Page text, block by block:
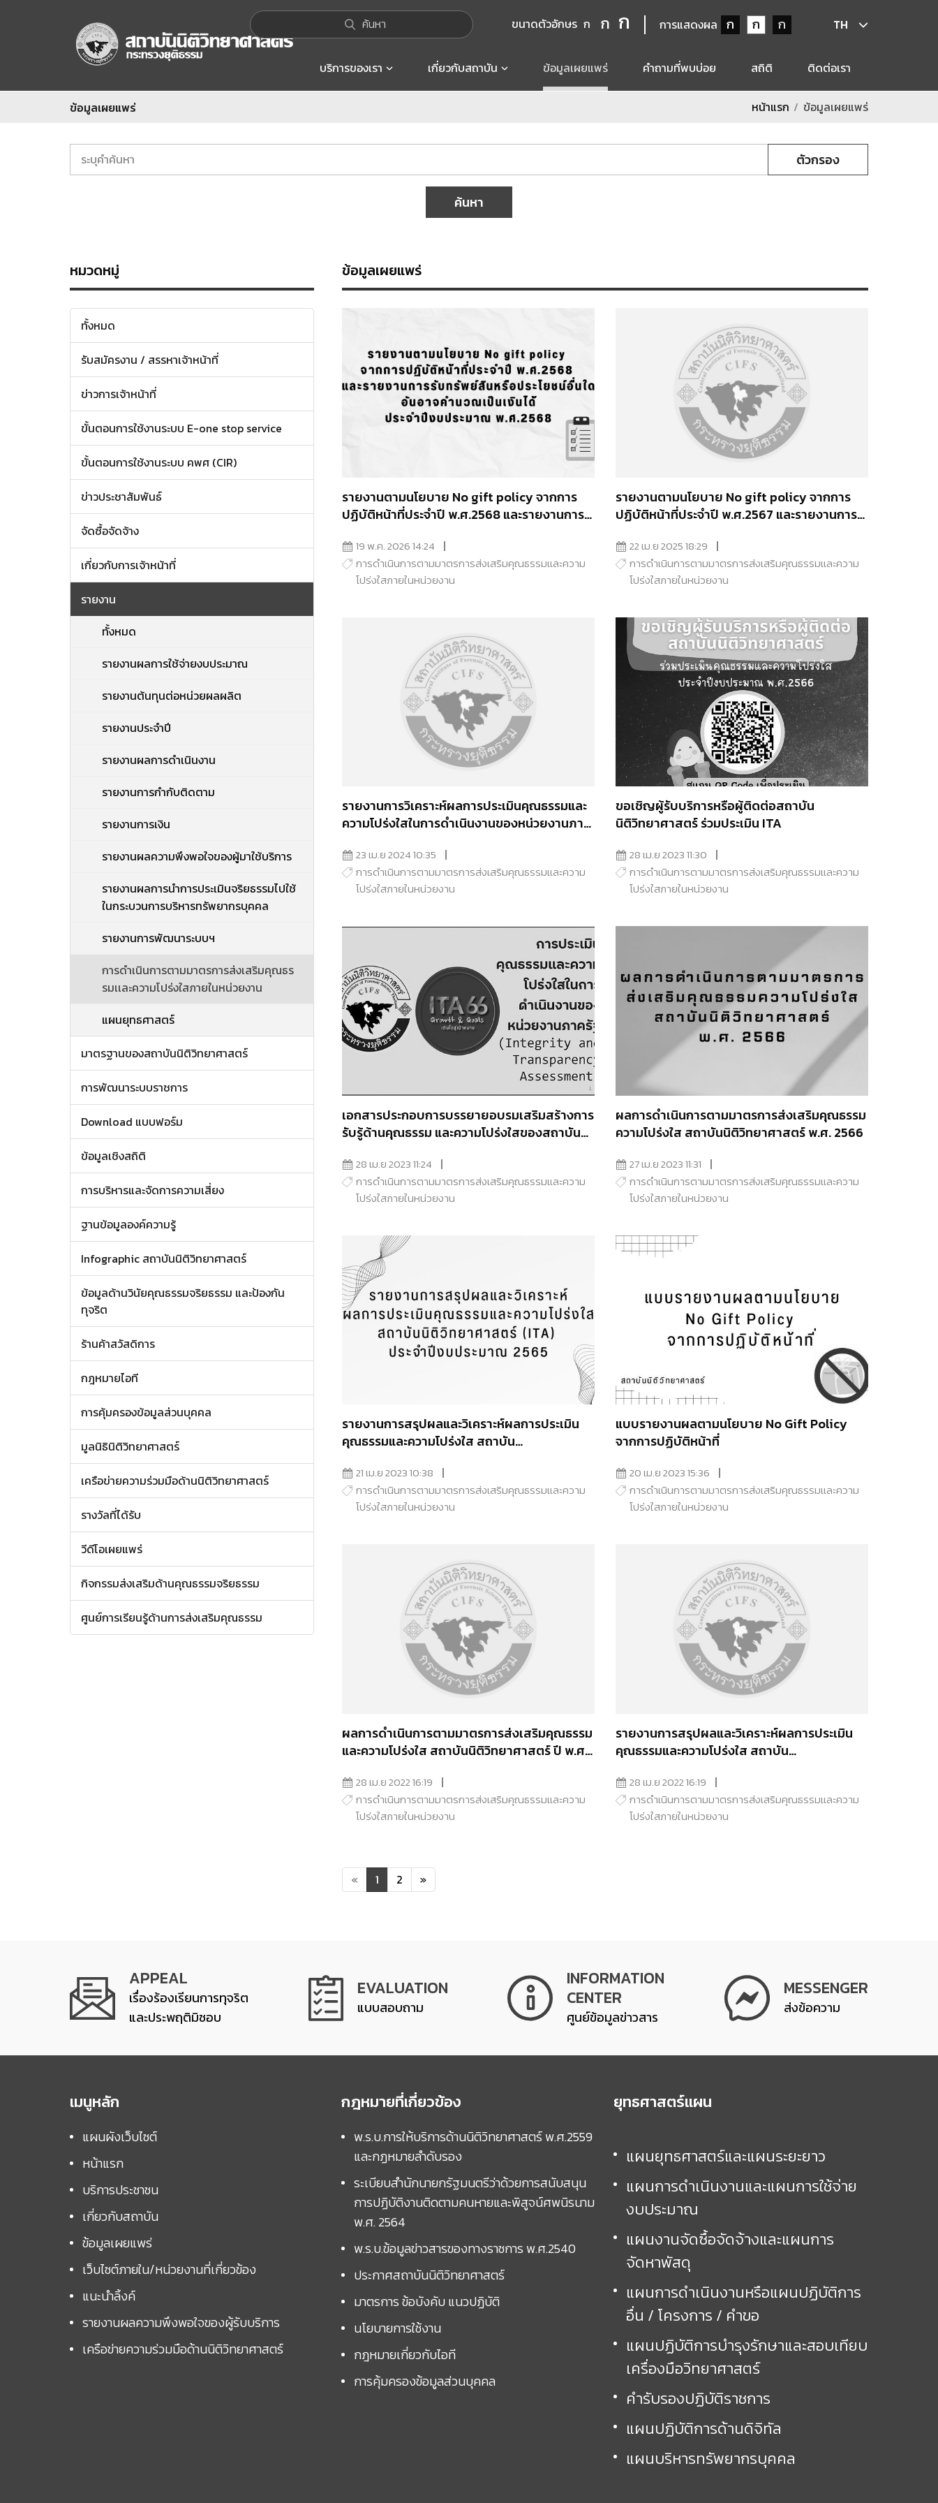
ค้นหา ขนาดตัวอักษร ก ก ก การแสดงผล ก ก ก TH
บริการของเรา เกี่ยวกับสถาบัน ข้อมูลเผยแพร่ คำถามที่พบบ่อย สถิติ ติดต่อเรา
ข้อมูลเผยแพร่ หน้าแรก ข้อมูลเผยแพร่
ตัวกรอง
ค้นหา
หมวดหมู่
ทั้งหมด
รับสมัครงาน / สรรหาเจ้าหน้าที่
ข่าวการเจ้าหน้าที่
ขั้นตอนการใช้งานระบบ E-one stop service
ขั้นตอนการใช้งานระบบ คพศ (CIR)
ข่าวประชาสัมพันธ์
จัดซื้อจัดจ้าง
เกี่ยวกับการเจ้าหน้าที่
รายงาน
ทั้งหมด
รายงานผลการใช้จ่ายงบประมาณ
รายงานต้นทุนต่อหน่วยผลผลิต
รายงานประจำปี
รายงานผลการดำเนินงาน
รายงานการกำกับติดตาม
รายงานการเงิน
รายงานผลความพึงพอใจของผู้มาใช้บริการ
รายงานผลการนำการประเมินจริยธรรมไปใช้
ในกระบวนการบริหารทรัพยากรบุคคล
รายงานการพัฒนาระบบฯ
การดำเนินการตามมาตรการส่งเสริมคุณธร
รมเเละความโปร่งใสภายในหน่วยงาน
แผนยุทธศาสตร์
มาตรฐานของสถาบันนิติวิทยาศาสตร์
การพัฒนาระบบราชการ
Download แบบฟอร์ม
ข้อมูลเชิงสถิติ
การบริหารและจัดการความเสี่ยง
ฐานข้อมูลองค์ความรู้
Infographic สถาบันนิติวิทยาศาสตร์
ข้อมูลด้านวินัยคุณธรรมจริยธรรม และป้องกัน
ทุจริต
ร้านค้าสวัสดิการ
กฎหมายไอที
การคุ้มครองข้อมูลส่วนบุคคล
มูลนิธินิติวิทยาศาสตร์
เครือข่ายความร่วมมือด้านนิติวิทยาศาสตร์
รางวัลที่ได้รับ
วีดีโอเผยแพร่
กิจกรรมส่งเสริมด้านคุณธรรมจริยธรรม
ศูนย์การเรียนรู้ด้านการส่งเสริมคุณธรรม
ข้อมูลเผยแพร่
รายงานตามนโยบาย No gift policy จากการ
ปฏิบัติหน้าที่ประจำปี พ.ศ.2568 และรายงานการ
เป็นเงินได้ประจำปีงบประมาณ พ.ศ.2568
19 พ.ค. 2026 14:24
การดำเนินการตามมาตรการส่งเสริมคุณธรรมเเละความ
โปร่งใสภายในหน่วยงาน
รายงานตามนโยบาย No gift policy จากการ
ปฏิบัติหน้าที่ประจำปี พ.ศ.2567 และรายงานการ
เงินได้ประจำปีงบประมาณ พ.ศ.2567
22 เม.ย 2025 18:29
การดำเนินการตามมาตรการส่งเสริมคุณธรรมเเละความ
โปร่งใสภายในหน่วยงาน
รายงานการวิเคราะห์ผลการประเมินคุณธรรมและ
ความโปร่งใสในการดำเนินงานของหน่วยงานภาค
พ.ศ.2566
23 เม.ย 2024 10:35
การดำเนินการตามมาตรการส่งเสริมคุณธรรมเเละความ
โปร่งใสภายในหน่วยงาน
ขอเชิญผู้รับบริการหรือผู้ติดต่อสถาบัน
นิติวิทยาศาสตร์ ร่วมประเมิน ITA
28 เม.ย 2023 11:30
การดำเนินการตามมาตรการส่งเสริมคุณธรรมเเละความ
โปร่งใสภายในหน่วยงาน
เอกสารประกอบการบรรยายอบรมเสริมสร้างการ
รับรู้ด้านคุณธรรม และความโปร่งใสของสถาบัน
28 เม.ย 2023 11:24
การดำเนินการตามมาตรการส่งเสริมคุณธรรมเเละความ
โปร่งใสภายในหน่วยงาน
ผลการดำเนินการตามมาตรการส่งเสริมคุณธรรม
ความโปร่งใส สถาบันนิติวิทยาศาสตร์ พ.ศ. 2566
27 เม.ย 2023 11:31
การดำเนินการตามมาตรการส่งเสริมคุณธรรมเเละความ
โปร่งใสภายในหน่วยงาน
รายงานการสรุปผลและวิเคราะห์ผลการประเมิน
คุณธรรมและความโปร่งใส สถาบัน
21 เม.ย 2023 10:38
การดำเนินการตามมาตรการส่งเสริมคุณธรรมเเละความ
โปร่งใสภายในหน่วยงาน
แบบรายงานผลตามนโยบาย No Gift Policy
จากการปฏิบัติหน้าที่
20 เม.ย 2023 15:36
การดำเนินการตามมาตรการส่งเสริมคุณธรรมเเละความ
โปร่งใสภายในหน่วยงาน
ผลการดำเนินการตามมาตรการส่งเสริมคุณธรรม
และความโปร่งใส สถาบันนิติวิทยาศาสตร์ ปี พ.ศ.
28 เม.ย 2022 16:19
การดำเนินการตามมาตรการส่งเสริมคุณธรรมเเละความ
โปร่งใสภายในหน่วยงาน
รายงานการสรุปผลและวิเคราะห์ผลการประเมิน
คุณธรรมและความโปร่งใส สถาบัน
28 เม.ย 2022 16:19
การดำเนินการตามมาตรการส่งเสริมคุณธรรมเเละความ
โปร่งใสภายในหน่วยงาน
« 1 2 »
APPEAL
เรื่องร้องเรียนการทุจริต
และประพฤติมิชอบ
EVALUATION
แบบสอบถาม
INFORMATION
CENTER
ศูนย์ข้อมูลข่าวสาร
MESSENGER
ส่งข้อความ
เมนูหลัก
แผนผังเว็บไซต์
หน้าแรก
บริการประชาชน
เกี่ยวกับสถาบัน
ข้อมูลเผยแพร่
เว็บไซต์ภายใน/หน่วยงานที่เกี่ยวข้อง
แนะนำลิ้งค์
รายงานผลความพึงพอใจของผู้รับบริการ
เครือข่ายความร่วมมือด้านนิติวิทยาศาสตร์
กฎหมายที่เกี่ยวข้อง
พ.ร.บ.การให้บริการด้านนิติวิทยาศาสตร์ พ.ศ.2559
และกฏหมายลำดับรอง
ระเบียบสำนักนายกรัฐมนตรีว่าด้วยการสนับสนุน
การปฏิบัติงานติดตามคนหายและพิสูจน์ศพนิรนาม
พ.ศ. 2564
พ.ร.บ.ข้อมูลข่าวสารของทางราชการ พ.ศ.2540
ประกาศสถาบันนิติวิทยาศาสตร์
มาตรการ ข้อบังคับ แนวปฏิบัติ
นโยบายการใช้งาน
กฎหมายเกี่ยวกับไอที
การคุ้มครองข้อมูลส่วนบุคคล
ยุทธศาสตร์แผน
แผนยุทธศาสตร์และแผนระยะยาว
แผนการดำเนินงานและแผนการใช้จ่าย
งบประมาณ
แผนงานจัดซื้อจัดจ้างและแผนการ
จัดหาพัสดุ
แผนการดำเนินงานหรือแผนปฏิบัติการ
อื่น / โครงการ / คำขอ
แผนปฏิบัติการบำรุงรักษาและสอบเทียบ
เครื่องมือวิทยาศาสตร์
คำรับรองปฏิบัติราชการ
แผนปฏิบัติการด้านดิจิทัล
แผนบริหารทรัพยากรบุคคล